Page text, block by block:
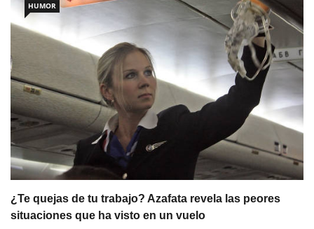
HUMOR
¿Te quejas de tu trabajo? Azafata revela las peores
situaciones que ha visto en un vuelo